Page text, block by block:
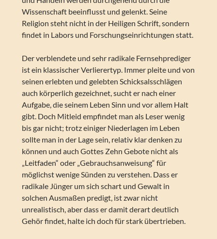
Wissenschaft beeinflusst und gelenkt. Seine
Religion steht nicht in der Heiligen Schrift, sondern
findet in Labors und Forschungseinrichtungen statt.
Der verblendete und sehr radikale Fernsehprediger
ist ein klassischer Verlierertyp. Immer pleite und von
seinen erlebten und gelebten Schicksalsschlägen
auch körperlich gezeichnet, sucht er nach einer
Aufgabe, die seinem Leben Sinn und vor allem Halt
gibt. Doch Mitleid empfindet man als Leser wenig
bis gar nicht; trotz einiger Niederlagen im Leben
sollte man in der Lage sein, relativ klar denken zu
können und auch Gottes Zehn Gebote nicht als
„Leitfaden“ oder „Gebrauchsanweisung“ für
möglichst wenige Sünden zu verstehen. Dass er
radikale Jünger um sich schart und Gewalt in
solchen Ausmaßen predigt, ist zwar nicht
unrealistisch, aber dass er damit derart deutlich
Gehör findet, halte ich doch für stark übertrieben.